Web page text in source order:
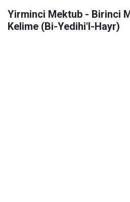
Yirminci Mektub - Birinci
Kelime (Bi-Yedihi'l-Hayr)